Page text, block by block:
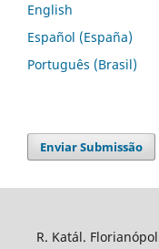
English
Español (España)
Português (Brasil)
Enviar Submissão
R. Katál.